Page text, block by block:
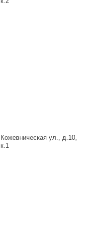
Кожевническая ул., д.10,
к.1